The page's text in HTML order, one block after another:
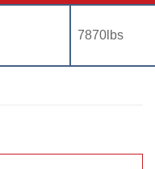
7870lbs